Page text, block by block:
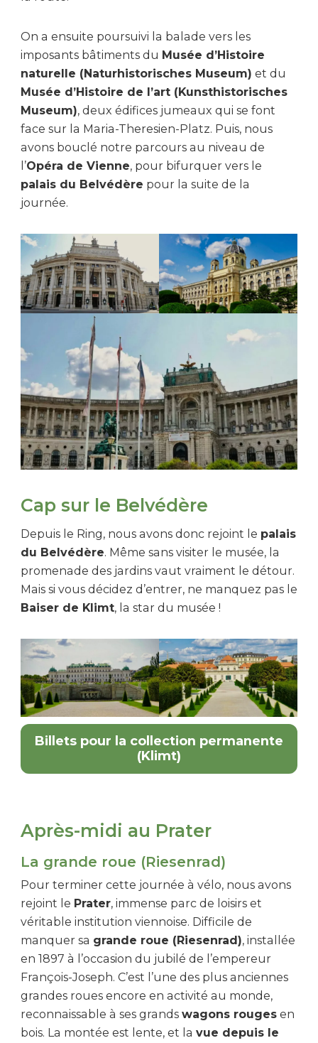
On a ensuite poursuivi la balade vers les
imposants bâtiments du Musée d’Histoire
naturelle (Naturhistorisches Museum) et du
Musée d’Histoire de l’art (Kunsthistorisches
Museum), deux édifices jumeaux qui se font
face sur la Maria-Theresien-Platz. Puis, nous
avons bouclé notre parcours au niveau de
l’Opéra de Vienne, pour bifurquer vers le
palais du Belvédère pour la suite de la
journée.
Cap sur le Belvédère
Depuis le Ring, nous avons donc rejoint le palais
du Belvédère. Même sans visiter le musée, la
promenade des jardins vaut vraiment le détour.
Mais si vous décidez d’entrer, ne manquez pas le
Baiser de Klimt, la star du musée !
Billets pour la collection permanente
(Klimt)
Après-midi au Prater
La grande roue (Riesenrad)
Pour terminer cette journée à vélo, nous avons
rejoint le Prater, immense parc de loisirs et
véritable institution viennoise. Difficile de
manquer sa grande roue (Riesenrad), installée
en 1897 à l’occasion du jubilé de l’empereur
François-Joseph. C’est l’une des plus anciennes
grandes roues encore en activité au monde,
reconnaissable à ses grands wagons rouges en
bois. La montée est lente, et la vue depuis le